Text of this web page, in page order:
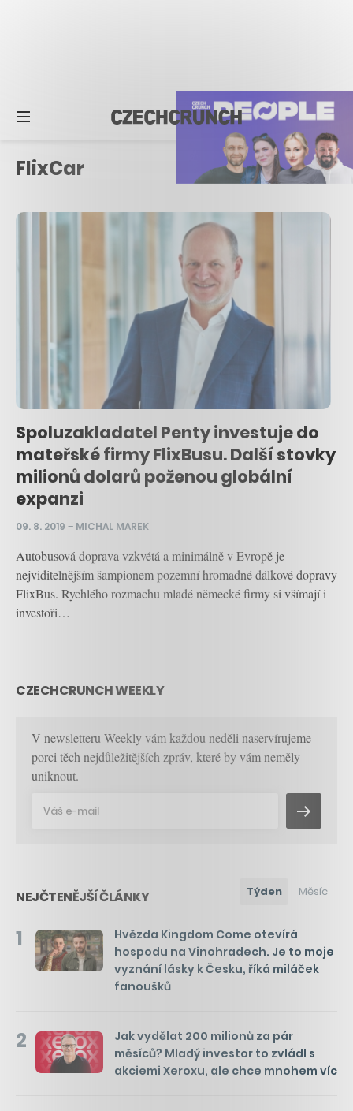
FlixCar
Spoluzakladatel Penty investuje do
mateřské firmy FlixBusu. Další stovky
milionů dolarů poženou globální
expanzi
09. 8. 2019 – MICHAL MAREK
Autobusová doprava vzkvétá a minimálně v Evropě je
nejviditelnějším šampionem pozemní hromadné dálkové dopravy
FlixBus. Rychlého rozmachu mladé německé firmy si všímají i
investoři…
CZECHCRUNCH WEEKLY
V newsletteru Weekly vám každou neděli naservírujeme
porci těch nejdůležitějších zpráv, které by vám neměly
uniknout.
NEJČTENĚJŠÍ ČLÁNKY Týden Měsíc
1
Hvězda Kingdom Come otevírá
hospodu na Vinohradech. Je to moje
vyznání lásky k Česku, říká miláček
fanoušků
2
Jak vydělat 200 milionů za pár
měsíců? Mladý investor to zvládl s
akciemi Xeroxu, ale chce mnohem víc